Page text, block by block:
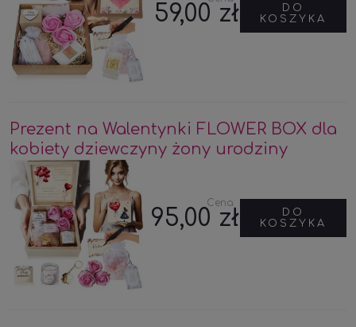
59,00 zł
DO
KOSZYKA
Prezent na Walentynki FLOWER BOX dla
kobiety dziewczyny żony urodziny
Cena:
95,00 zł
DO
KOSZYKA